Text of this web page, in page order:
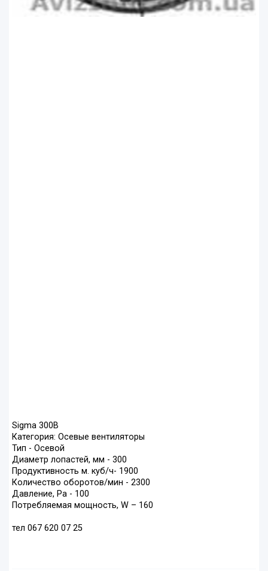
Sigma 300B
Категория: Осевые вентиляторы
Тип - Осевой
Диаметр лопастей, мм - 300
Продуктивность м. куб/ч- 1900
Количество оборотов/мин - 2300
Давление, Ра - 100
Потребляемая мощность, W – 160
тел 067 620 07 25